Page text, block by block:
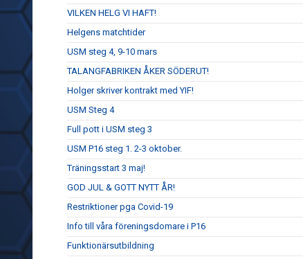
VILKEN HELG VI HAFT!
Helgens matchtider
USM steg 4, 9-10 mars
TALANGFABRIKEN ÅKER SÖDERUT!
Holger skriver kontrakt med YIF!
USM Steg 4
Full pott i USM steg 3
USM P16 steg 1. 2-3 oktober.
Träningsstart 3 maj!
GOD JUL & GOTT NYTT ÅR!
Restriktioner pga Covid-19
Info till våra föreningsdomare i P16
Funktionärsutbildning